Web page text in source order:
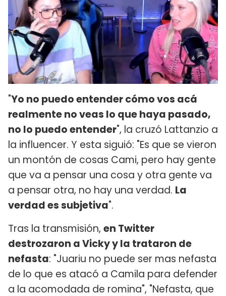
"Yo no puedo entender cómo vos acá
realmente no veas lo que haya pasado,
no lo puedo entender", la cruzó Lattanzio a
la influencer. Y esta siguió: "Es que se vieron
un montón de cosas Cami, pero hay gente
que va a pensar una cosa y otra gente va
a pensar otra, no hay una verdad. La
verdad es subjetiva".
Tras la transmisión, en Twitter
destrozaron a Vicky y la trataron de
nefasta: "Juariu no puede ser mas nefasta
de lo que es atacó a Camila para defender
a la acomodada de romina", "Nefasta, que